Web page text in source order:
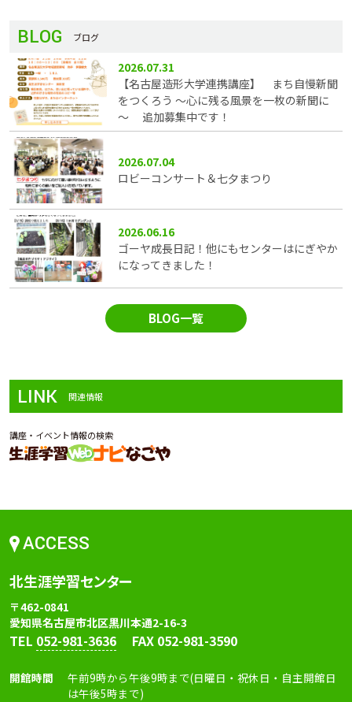
BLOG ブログ
2026.07.31
【名古屋造形大学連携講座】 まち自慢新聞
をつくろう ～心に残る風景を一枚の新聞に
～ 追加募集中です！
2026.07.04
ロビーコンサート＆七夕まつり
2026.06.16
ゴーヤ成長日記！他にもセンターはにぎやか
になってきました！
BLOG一覧
LINK 関連情報
講座・イベント情報の検索
ACCESS
北生涯学習センター
〒462-0841
愛知県名古屋市北区黒川本通2-16-3
TEL 052-981-3636 FAX 052-981-3590
開館時間
午前9時から午後9時まで(日曜日・祝休日・自主開館日
は午後5時まで)